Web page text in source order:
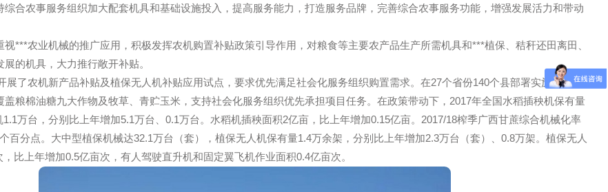
组织符合当前农业生产性服务业发展方向。下一步，农业农村部将会同有关部门适时组织调研，研究综合农事服务组
导支持综合农事服务组织加大配套机具和基础设施投入，提高服务能力，打造服务品牌，完善综合农事服务功能，增强发
重视***农业机械的推广应用，积极发挥农机购置补贴政策引导作用，对粮食等主要农产品生产所需机具和***植保、秸